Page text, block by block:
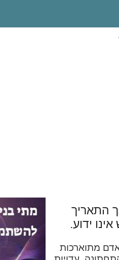
התאריך
ידוע.
מתוארכות